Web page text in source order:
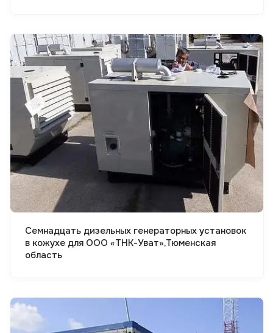
Смотреть проект
Семнадцать дизельных генераторных установок
в кожухе для ООО «ТНК-Уват»,Тюменская
область